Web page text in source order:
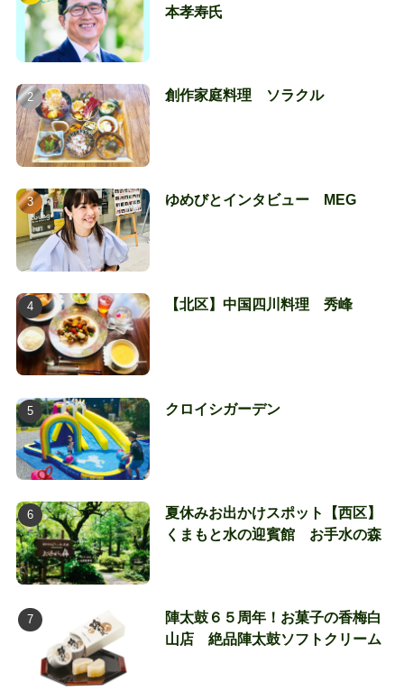
本孝寿氏
創作家庭料理 ソラクル
ゆめびとインタビュー MEG
【北区】中国四川料理 秀峰
クロイシガーデン
夏休みお出かけスポット【西区】
くまもと水の迎賓館 お手水の森
陣太鼓６５周年！お菓子の香梅白
山店 絶品陣太鼓ソフトクリーム